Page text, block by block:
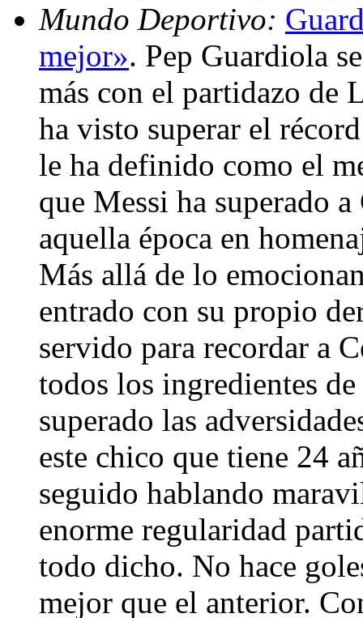
Mundo Deportivo:
mejor». Pep Guardiola
más con el partidazo de
ha visto superar el
le ha definido como el
que Messi ha superado
aquella época en
Más allá de lo
entrado con su propio
servido para recordar a
todos los ingredientes
superado las
este chico que tiene 24
seguido hablando
enorme regularidad
todo dicho. No hace
mejor que el anterior.